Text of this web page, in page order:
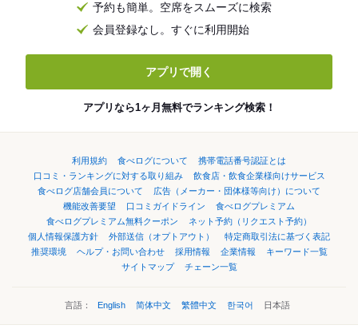
予約も簡単。空席をスムーズに検索
会員登録なし。すぐに利用開始
アプリで開く
アプリなら1ヶ月無料でランキング検索！
利用規約 食べログについて
携帯電話番号認証とは
口コミ・ランキングに対する取り組み
飲食店・飲食企業様向けサービス
食べログ店舗会員について
広告（メーカー・団体様等向け）について
機能改善要望
口コミガイドライン
食べログプレミアム
食べログプレミアム無料クーポン
ネット予約（リクエスト予約）
個人情報保護方針
外部送信（オプトアウト）
特定商取引法に基づく表記
推奨環境
ヘルプ・お問い合わせ 採用情報 企業情報
キーワード一覧
サイトマップ
チェーン一覧
言語： English 简体中文 繁體中文 한국어 日本語